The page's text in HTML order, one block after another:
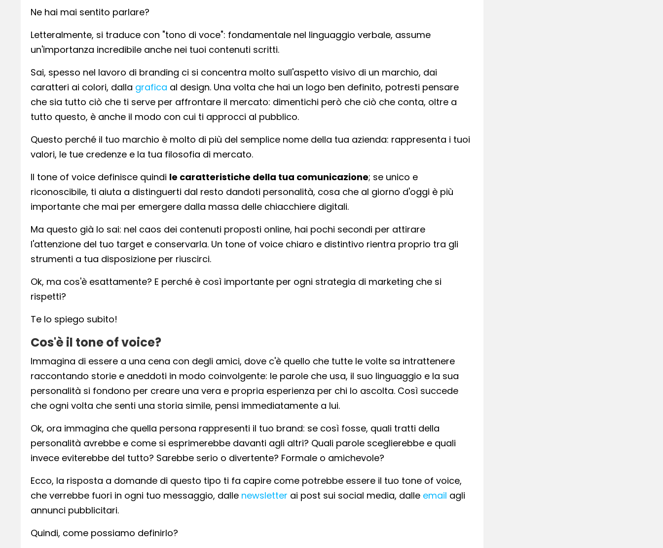
Ne hai mai sentito parlare?
Letteralmente, si traduce con "tono di voce": fondamentale nel linguaggio verbale, assume
un'importanza incredibile anche nei tuoi contenuti scritti.
Sai, spesso nel lavoro di branding ci si concentra molto sull'aspetto visivo di un marchio, dai
caratteri ai colori, dalla grafica al design. Una volta che hai un logo ben definito, potresti pensare
che sia tutto ciò che ti serve per affrontare il mercato: dimentichi però che ciò che conta, oltre a
tutto questo, è anche il modo con cui ti approcci al pubblico.
Questo perché il tuo marchio è molto di più del semplice nome della tua azienda: rappresenta i tuoi
valori, le tue credenze e la tua filosofia di mercato.
Il tone of voice definisce quindi le caratteristiche della tua comunicazione; se unico e
riconoscibile, ti aiuta a distinguerti dal resto dandoti personalità, cosa che al giorno d'oggi è più
importante che mai per emergere dalla massa delle chiacchiere digitali.
Ma questo già lo sai: nel caos dei contenuti proposti online, hai pochi secondi per attirare
l'attenzione del tuo target e conservarla. Un tone of voice chiaro e distintivo rientra proprio tra gli
strumenti a tua disposizione per riuscirci.
Ok, ma cos'è esattamente? E perché è così importante per ogni strategia di marketing che si
rispetti?
Te lo spiego subito!
Cos'è il tone of voice?
Immagina di essere a una cena con degli amici, dove c'è quello che tutte le volte sa intrattenere
raccontando storie e aneddoti in modo coinvolgente: le parole che usa, il suo linguaggio e la sua
personalità si fondono per creare una vera e propria esperienza per chi lo ascolta. Così succede
che ogni volta che senti una storia simile, pensi immediatamente a lui.
Ok, ora immagina che quella persona rappresenti il tuo brand: se così fosse, quali tratti della
personalità avrebbe e come si esprimerebbe davanti agli altri? Quali parole sceglierebbe e quali
invece eviterebbe del tutto? Sarebbe serio o divertente? Formale o amichevole?
Ecco, la risposta a domande di questo tipo ti fa capire come potrebbe essere il tuo tone of voice,
che verrebbe fuori in ogni tuo messaggio, dalle newsletter ai post sui social media, dalle email agli
annunci pubblicitari.
Quindi, come possiamo definirlo?